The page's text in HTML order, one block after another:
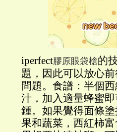
iperfect膠原眼袋槍的
題，因此可以放心
問題。食譜：半個
汁，加入適量蜂蜜
鍾。如果覺得面條
果和蔬菜，西紅柿